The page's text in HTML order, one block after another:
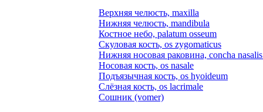
Верхняя челюсть, maxilla
Нижняя челюсть, mandibula
Костное небо, palatum osseum
Скуловая кость, os zygomaticus
Нижняя носовая раковина, concha
Носовая кость, os nasale
Подъязычная кость, os hyoideum
Слёзная кость, os lacrimale
Сошник (vomer)